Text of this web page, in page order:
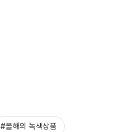
#올해의 녹색상품